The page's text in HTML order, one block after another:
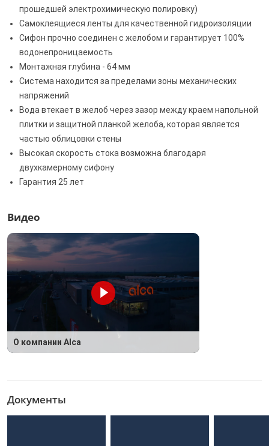
прошедшей электрохимическую полировку)
Самоклеящиеся ленты для качественной гидроизоляции
Сифон прочно соединен с желобом и гарантирует 100%
водонепроницаемость
Монтажная глубина - 64 мм
Система находится за пределами зоны механических
напряжений
Вода втекает в желоб через зазор между краем напольной
плитки и защитной планкой желоба, которая является
частью облицовки стены
Высокая скорость стока возможна благодаря
двухкамерному сифону
Гарантия 25 лет
Видео
О компании Alca
Документы